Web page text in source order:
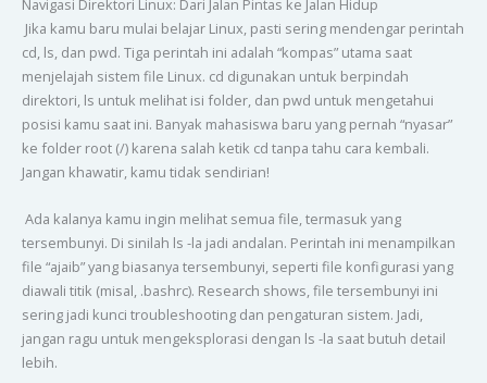
Navigasi Direktori Linux: Dari Jalan Pintas ke Jalan Hidup
Jika kamu baru mulai belajar Linux, pasti sering mendengar perintah
cd, ls, dan pwd. Tiga perintah ini adalah “kompas” utama saat
menjelajah sistem file Linux. cd digunakan untuk berpindah
direktori, ls untuk melihat isi folder, dan pwd untuk mengetahui
posisi kamu saat ini. Banyak mahasiswa baru yang pernah “nyasar”
ke folder root (/) karena salah ketik cd tanpa tahu cara kembali.
Jangan khawatir, kamu tidak sendirian!
Ada kalanya kamu ingin melihat semua file, termasuk yang
tersembunyi. Di sinilah ls -la jadi andalan. Perintah ini menampilkan
file “ajaib” yang biasanya tersembunyi, seperti file konfigurasi yang
diawali titik (misal, .bashrc). Research shows, file tersembunyi ini
sering jadi kunci troubleshooting dan pengaturan sistem. Jadi,
jangan ragu untuk mengeksplorasi dengan ls -la saat butuh detail
lebih.